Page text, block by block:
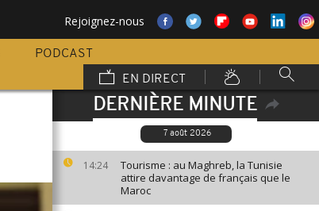
Rejoignez-nous
PODCAST
EN DIRECT
DERNIÈRE MINUTE
7 août 2026
14:24
Tourisme : au Maghreb, la Tunisie
attire davantage de français que le
Maroc